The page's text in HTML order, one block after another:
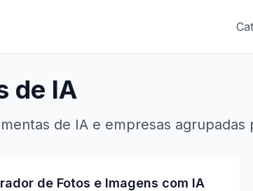
de IA
de IA e empresas
de Fotos e Imagens com IA